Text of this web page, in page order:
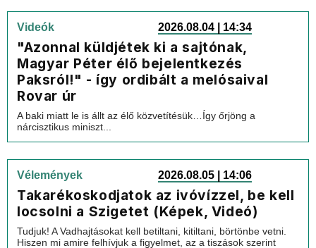
Videók 2026.08.04 | 14:34
"Azonnal küldjétek ki a sajtónak,
Magyar Péter élő bejelentkezés
Paksról!" - így ordibált a melósaival
Rovar úr
A baki miatt le is állt az élő közvetítésük…Így őrjöng a
nárcisztikus miniszt...
Vélemények 2026.08.05 | 14:06
Takarékoskodjatok az ivóvízzel, be kell
locsolni a Szigetet (Képek, Videó)
Tudjuk! A Vadhajtásokat kell betiltani, kitiltani, börtönbe vetni.
Hiszen mi amire felhívjuk a figyelmet, az a tiszások szerint